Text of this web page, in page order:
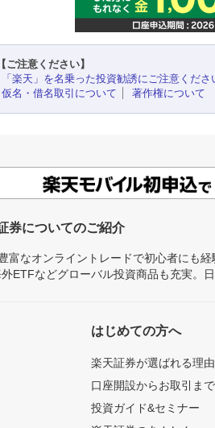
【ご注意ください】
「楽天」を名乗った投資勧誘にご注意くださ
仮名・借名取引について
著作権について
券についてのご紹介
富なオンライントレードで初心者にも
ETFなどグローバル投資商品も充実。
はじめての方へ
楽天証券が選ばれる理由
口座開設からお取引ま
投資ガイド&セミナー